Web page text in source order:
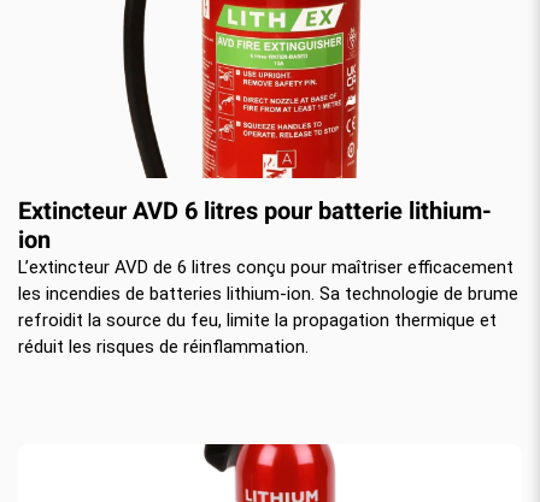
Extincteur AVD 6 litres pour batterie lithium-
ion
L’extincteur AVD de 6 litres conçu pour maîtriser efficacement
les incendies de batteries lithium-ion. Sa technologie de brume
refroidit la source du feu, limite la propagation thermique et
réduit les risques de réinflammation.